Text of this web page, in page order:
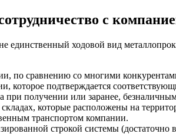
с
единственный ходовой вид
по сравнению со многими
которое подтверждается
при получении или заранее,
которые расположены на
транспортом компании.
строкой системы